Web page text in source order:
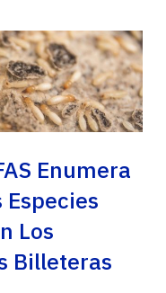
Enumera
Los
Billeteras